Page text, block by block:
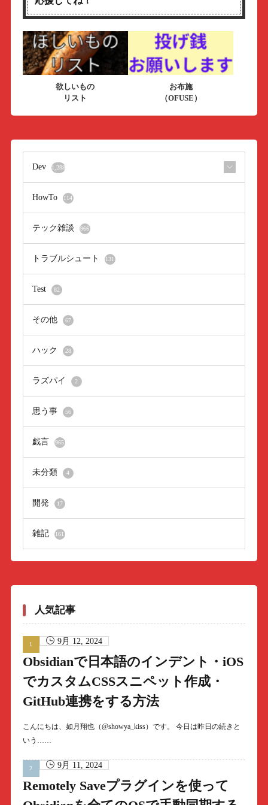
欲しいもの
リスト
お布施
（OFUSE）
Dev 1,288
HowTo 114
テック雑談 966
トラブルシュート 131
Test 82
その他 67
ハック 28
ラズパイ 2
思う事 56
戯言 965
未分類 4
開発 17
雑記 161
人気記事
9月 12, 2024
Obsidianで日本語のインデント・iOS
でカスタムCSSスニペット作成・
GitHub連携をする方法
こんにちは、如月翔也（@showya_kiss）です。 今日は昨日の続きと
いう……
9月 11, 2024
Remotely Saveプラグインを使って